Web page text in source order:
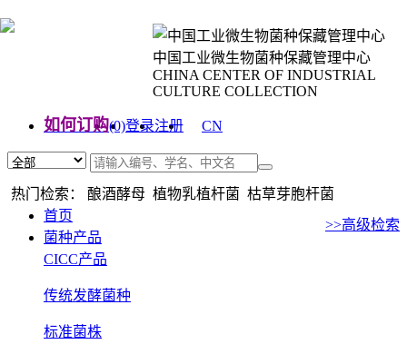
中国工业微生物菌种保藏管理中心
CHINA CENTER OF INDUSTRIAL
CULTURE COLLECTION
如何订购(0)登录注册
CN
热门检索： 酿酒酵母 植物乳植杆菌 枯草芽胞杆菌
>>高级检索
首页
菌种产品
CICC产品
传统发酵菌种
标准菌株